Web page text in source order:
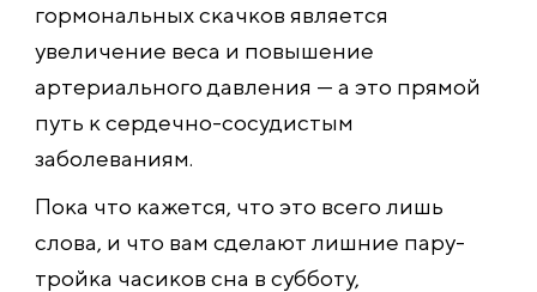
гормональных скачков является
увеличение веса и повышение
артериального давления — а это прямой
путь к сердечно-сосудистым
заболеваниям.
Пока что кажется, что это всего лишь
слова, и что вам сделают лишние пару-
тройка часиков сна в субботу,